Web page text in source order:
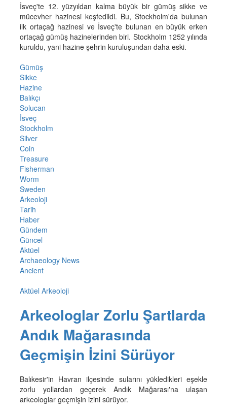
İsveç'te 12. yüzyıldan kalma büyük bir gümüş sikke ve
mücevher hazinesi keşfedildi. Bu, Stockholm'da bulunan
ilk ortaçağ hazinesi ve İsveç'te bulunan en büyük erken
ortaçağ gümüş hazinelerinden biri. Stockholm 1252 yılında
kuruldu, yani hazine şehrin kuruluşundan daha eski.
Gümüş
Sikke
Hazine
Balıkçı
Solucan
İsveç
Stockholm
Silver
Coin
Treasure
Fisherman
Worm
Sweden
Arkeoloji
Tarih
Haber
Gündem
Güncel
Aktüel
Archaeology News
Ancient
Aktüel Arkeoloji
Arkeologlar Zorlu Şartlarda
Andık Mağarasında
Geçmişin İzini Sürüyor
Balıkesir'in Havran ilçesinde sularını yükledikleri eşekle
zorlu yollardan geçerek Andık Mağarası'na ulaşan
arkeologlar geçmişin izini sürüyor.